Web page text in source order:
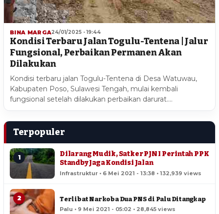
BINA MARGA24/01/2025 - 19:44
Kondisi Terbaru Jalan Togulu-Tentena | Jalur
Fungsional, Perbaikan Permanen Akan
Dilakukan
Kondisi terbaru jalan Togulu-Tentena di Desa Watuwau,
Kabupaten Poso, Sulawesi Tengah, mulai kembali
fungsional setelah dilakukan perbaikan darurat.…
Terpopuler
1
Dilarang Mudik, Satker PJN I Perintah PPK
Standby Jaga Kondisi Jalan
Infrastruktur • 6 Mei 2021 - 13:38 • 132,939 views
2 Terlibat Narkoba Dua PNS di Palu Ditangkap
Palu • 9 Mei 2021 - 05:02 • 28,845 views